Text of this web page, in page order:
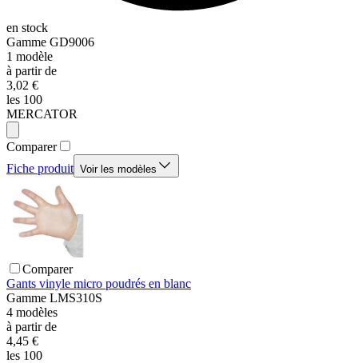
en stock
Gamme GD9006
1 modèle
à partir de
3,02 €
les 100
MERCATOR
Comparer
Fiche produit Voir les modèles
Comparer
Gants vinyle micro poudrés en blanc
Gamme LMS310S
4 modèles
à partir de
4,45 €
les 100